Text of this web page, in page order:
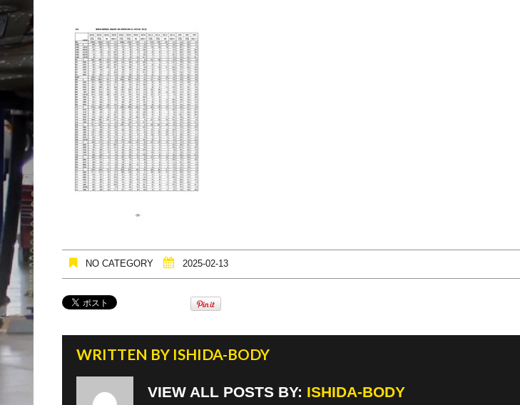
NO CATEGORY 2025-02-13
WRITTEN BY ISHIDA-BODY
VIEW ALL POSTS BY: ISHIDA-BODY